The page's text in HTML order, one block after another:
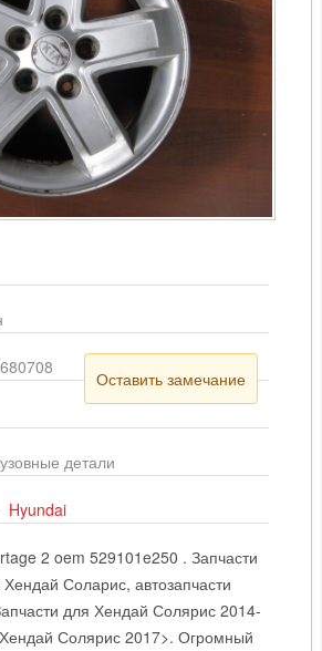
Оставить замечание
детали
Hyundai
2 oem 529101e250 . Запчасти
Соларис, автозапчасти
для Хендай Солярис 2014-
Солярис 2017>. Огромный